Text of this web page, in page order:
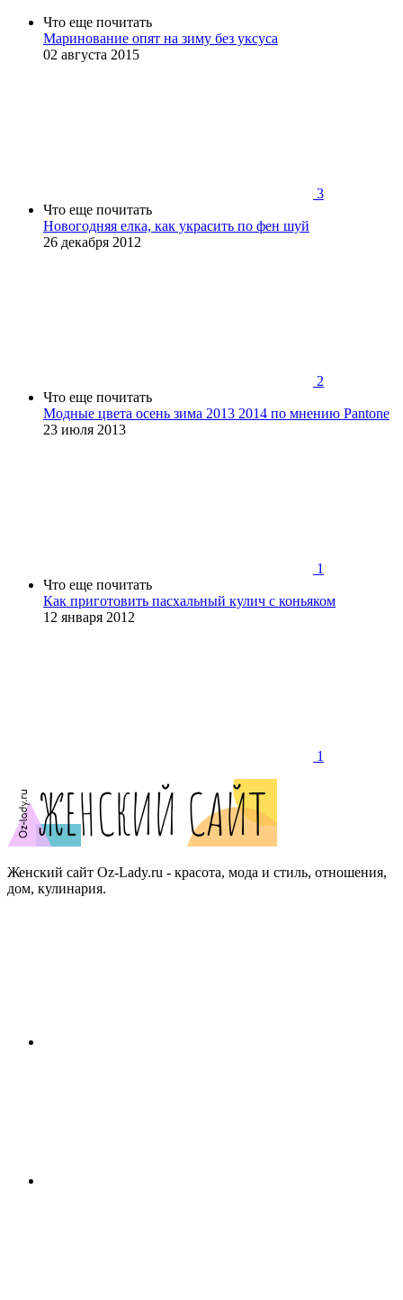
Что еще почитать
Маринование опят на зиму без уксуса
02 августа 2015
3
Что еще почитать
Новогодняя елка, как украсить по фен шуй
26 декабря 2012
2
Что еще почитать
Модные цвета осень зима 2013 2014 по мнению Pantone
23 июля 2013
1
Что еще почитать
Как приготовить пасхальный кулич с коньяком
12 января 2012
1
Женский сайт Oz-Lady.ru - красота, мода и стиль, отношения,
дом, кулинария.